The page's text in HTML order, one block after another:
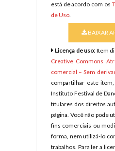
está de acordo com os
de Uso.
BAIXAR
Licença de uso: Item
Creative Commons
comercial – Sem
compartilhar este
Instituto Festival de
titulares dos direitos
página. Você não pode
fins comerciais ou
forma, nem utilizá-lo
trabalhos. Para ler a